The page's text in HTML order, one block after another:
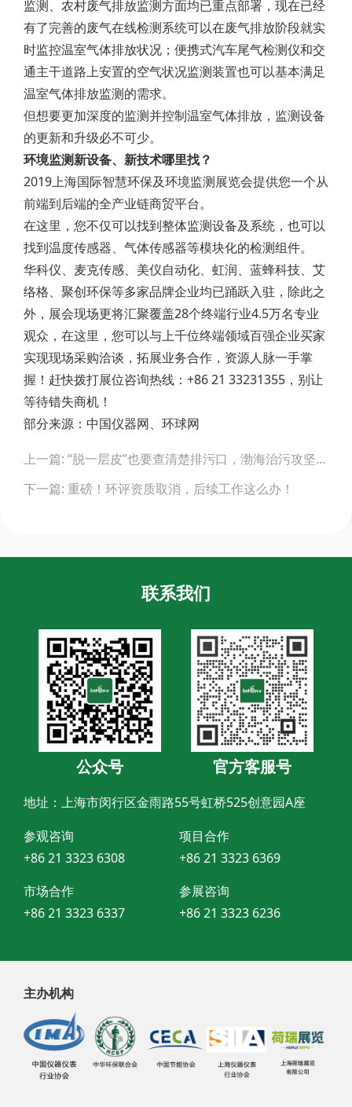
监测、农村废气排放监测方面均已重点部署，现在已经
有了完善的废气在线检测系统可以在废气排放阶段就实
时监控温室气体排放状况；便携式汽车尾气检测仪和交
通主干道路上安置的空气状况监测装置也可以基本满足
温室气体排放监测的需求。
但想要更加深度的监测并控制温室气体排放，监测设备
的更新和升级必不可少。
环境监测新设备、新技术哪里找？
2019上海国际智慧环保及环境监测展览会提供您一个从
前端到后端的全产业链商贸平台。
在这里，您不仅可以找到整体监测设备及系统，也可以
找到温度传感器、气体传感器等模块化的检测组件。
华科仪、麦克传感、美仪自动化、虹润、蓝蜂科技、艾
络格、聚创环保等多家品牌企业均已踊跃入驻，除此之
外，展会现场更将汇聚覆盖28个终端行业4.5万名专业
观众，在这里，您可以与上千位终端领域百强企业买家
实现现场采购洽谈，拓展业务合作，资源人脉一手掌
握！赶快拨打展位咨询热线：+86 21 33231355，别让
等待错失商机！
部分来源：中国仪器网、环球网
navigation
上一篇: “脱一层皮”也要查清楚排污口，渤海治污攻坚开打！
下一篇: 重磅！环评资质取消，后续工作这么办！
联系我们
公众号 官方客服号
地址：上海市闵行区金雨路55号虹桥525创意园A座
参观咨询
+86 21 3323 6308
项目合作
+86 21 3323 6369
市场合作
+86 21 3323 6337
参展咨询
+86 21 3323 6236
主办机构